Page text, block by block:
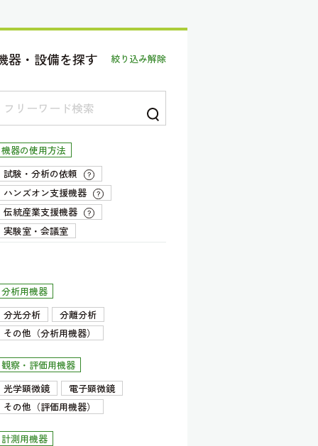
器・設備を探す 絞り込み解除
機器の使用方法
試験・分析の依頼
?
ハンズオン支援機器 ?
伝統産業支援機器 ?
実験室・会議室
分析用機器
分光分析
分離分析
その他（分析用機器）
観察・評価用機器
光学顕微鏡
電子顕微鏡
その他（評価用機器）
計測用機器